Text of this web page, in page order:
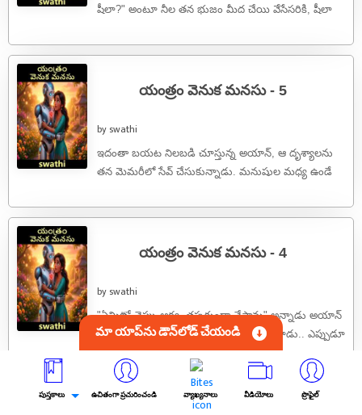
షీలా?" అంటూ నీల తన భుజం మీద చేయి వేసేసరికి, షీలా
యంత్రం వెనుక మనసు - 5
by swathi
ఇదంతా బయట నిలబడి చూస్తున్న అయాన్, ఆ దృశ్యాలను
తన మెమరీలో సేవ్ చేసుకున్నాడు. మనుషుల మధ్య ఉండే
యంత్రం వెనుక మనసు - 4
by swathi
"ఏమిటో చెప్పు ఆర్య, తప్పకుండా చేస్తాను" అన్నాడు అయాన్
తన మెకానికల్ వాయిస్‌లో."మా చెల్లి ఉంది చూడు.. ఎప్పుడూ
నన్ను ఏడిపిస్తూనే ఉంటుంది. ఈసారి నేను ...
మా యాప్‌ను డౌన్‌లోడ్ చేయండి
పుస్తకాలు ఉచితంగా ప్రచురించండి వ్యాఖ్యనాలు వీడియోలు ప్రొఫైల్